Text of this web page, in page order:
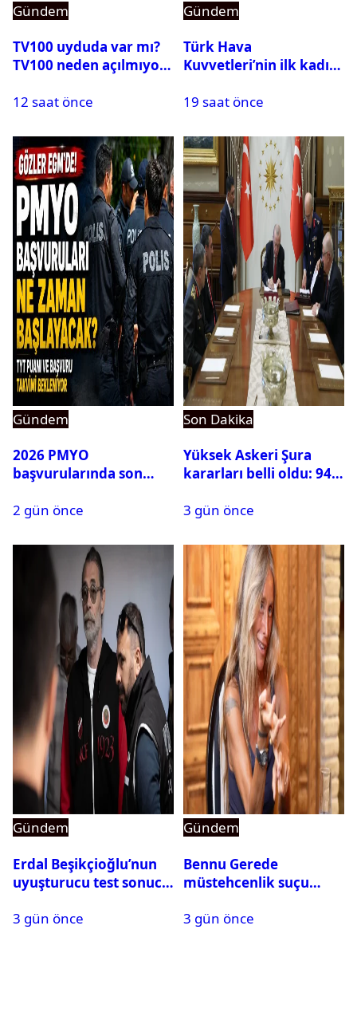
Gündem
TV100 uyduda var mı?
TV100 neden açılmıyor?
12 saat önce
Gündem
Türk Hava
Kuvvetleri’nin ilk kadın
Karapınar hakkında
ortaya çıktı
19 saat önce
Gündem
2026 PMYO
başvurularında son
2 gün önce
Son Dakika
Yüksek Askeri Şura
kararları belli oldu: 94
3 gün önce
Gündem
Erdal Beşikçioğlu’nun
uyuşturucu test sonucu
3 gün önce
Gündem
Bennu Gerede
müstehcenlik suçu
alındı
3 gün önce